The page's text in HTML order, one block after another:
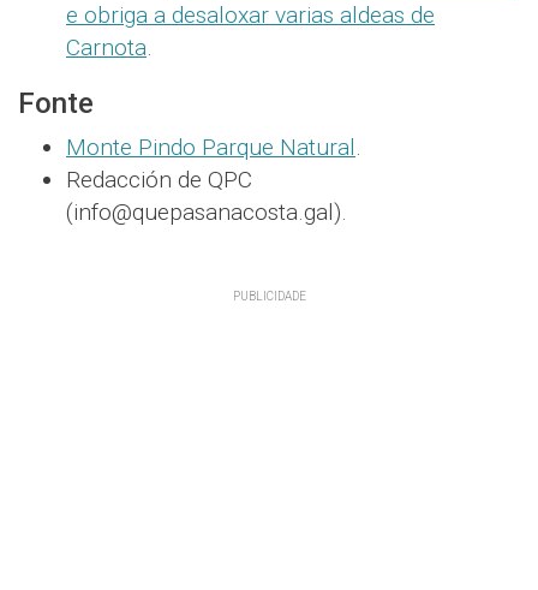
e obriga a desaloxar varias aldeas de
Carnota.
Fonte
Monte Pindo Parque Natural.
Redacción de QPC
(info@quepasanacosta.gal).